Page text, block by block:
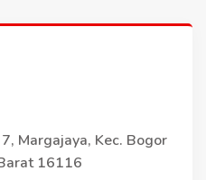
Margajaya, Kec. Bogor
16116